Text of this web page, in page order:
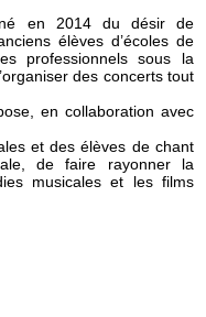
né en 2014 du désir de
élèves d’écoles de
professionnels sous la
des concerts tout
en collaboration avec
et des élèves de chant
de faire rayonner la
musicales et les films